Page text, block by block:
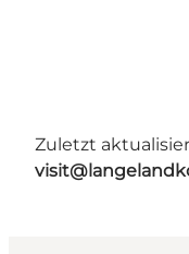
Zuletzt